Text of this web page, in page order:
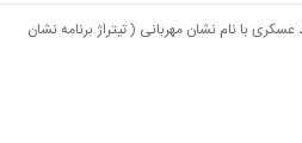
با نام نشان مهربانی ( تیتراژ برنامه نشان